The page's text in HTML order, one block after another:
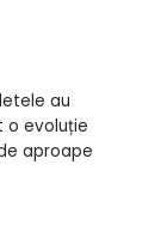
au
o evoluție
aproape